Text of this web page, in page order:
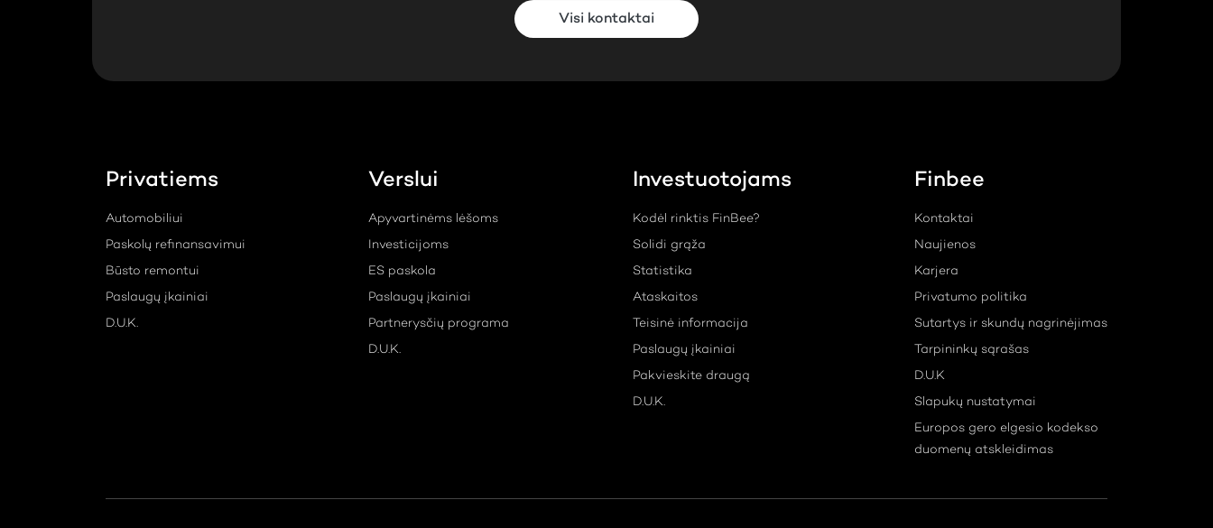
Visi kontaktai
Privatiems
Automobiliui
Paskolų refinansavimui
Būsto remontui
Paslaugų įkainiai
D.U.K.
Verslui
Apyvartinėms lėšoms
Investicijoms
ES paskola
Paslaugų įkainiai
Partnerysčių programa
D.U.K.
Investuotojams
Kodėl rinktis FinBee?
Solidi grąža
Statistika
Ataskaitos
Teisinė informacija
Paslaugų įkainiai
Pakvieskite draugą
D.U.K.
Finbee
Kontaktai
Naujienos
Karjera
Privatumo politika
Sutartys ir skundų nagrinėjimas
Tarpininkų sąrašas
D.U.K
Slapukų nustatymai
Europos gero elgesio kodekso
duomenų atskleidimas